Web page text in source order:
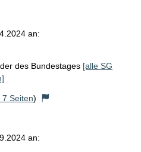
an:
des Bundestages [alle SG
7 Seiten)
an: